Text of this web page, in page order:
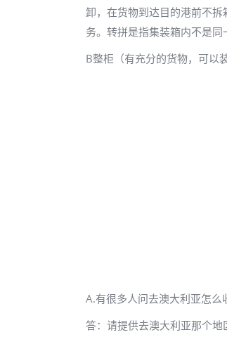
卸，在货物到达目的港前不
务。转拼是指集装箱内不是同
B整柜（有充分的货物，可以
A.有很多人问去澳大利亚怎么
答：请提供去澳大利亚那个